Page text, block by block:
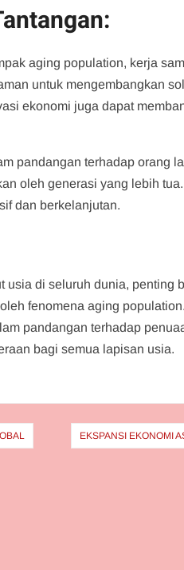
aging population, kerja
untuk mengembangkan
ekonomi juga dapat
pandangan terhadap orang
oleh generasi yang lebih
dan berkelanjutan.
di seluruh dunia, penting
fenomena aging
pandangan terhadap
bagi semua lapisan usia.
EKSPANSI EKONOMI